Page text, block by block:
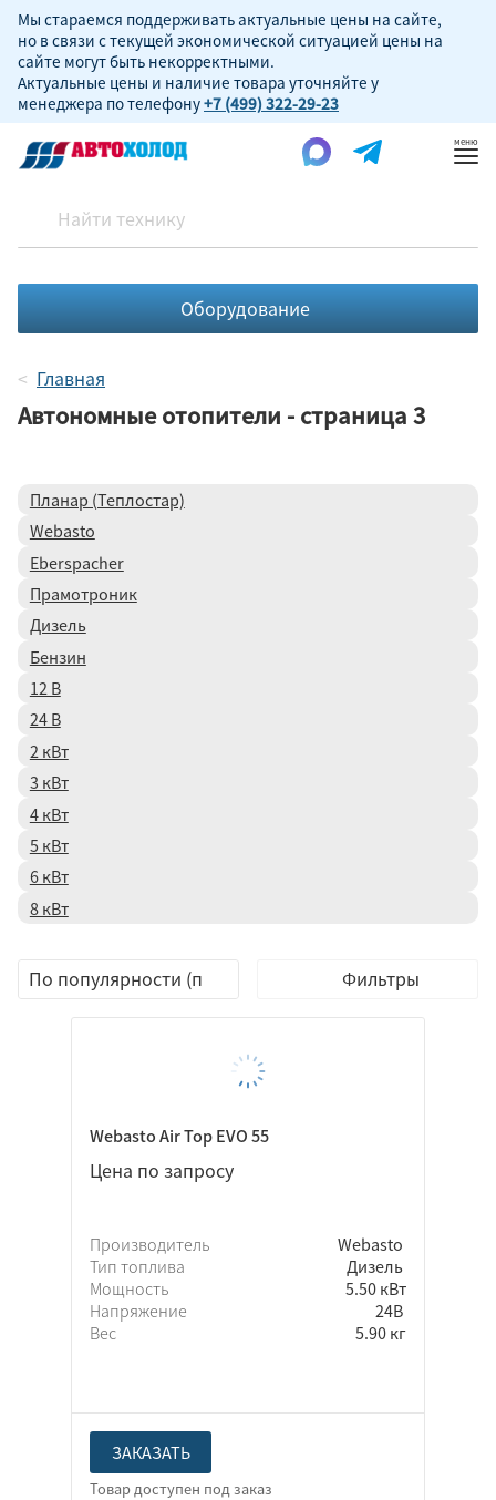
Мы стараемся поддерживать актуальные цены на сайте,
но в связи с текущей экономической ситуацией цены на
сайте могут быть некорректными.
Актуальные цены и наличие товара уточняйте у
менеджера по телефону+7 (499) 322-29-23
Оборудование
Главная
Автономные отопители - страница 3
Eberspacher
Webasto
Прамотроник
Altox
H-Thermo
TEC electronics
Элинж
Бензин
Дизель
Планар (Теплостар)
Webasto
Eberspacher
Прамотроник
Дизель
Бензин
12 В
24 В
2 кВт
3 кВт
4 кВт
5 кВт
6 кВт
8 кВт
Фильтры
Webasto Air Top EVO 55
Цена по запросу
Производитель
Webasto
Тип топлива
Дизель
Мощность
5.50 кВт
Напряжение
24В
Вес
5.90 кг
ЗАКАЗАТЬ